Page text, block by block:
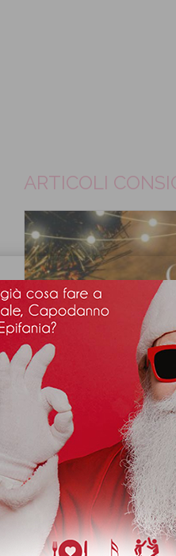
ARTICOLI
CENA VIGILIA DI
CENA VIGILIA DI
HOTEL LIDO
Cena Vigilia di